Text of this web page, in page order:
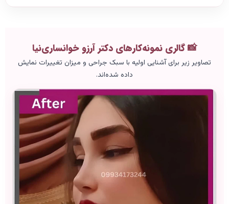
📸 گالری نمونه‌کارهای دکتر آرزو خوانساری‌نیا
تصاویر زیر برای آشنایی اولیه با سبک جراحی و میزان تغییرات نمایش
داده شده‌اند.